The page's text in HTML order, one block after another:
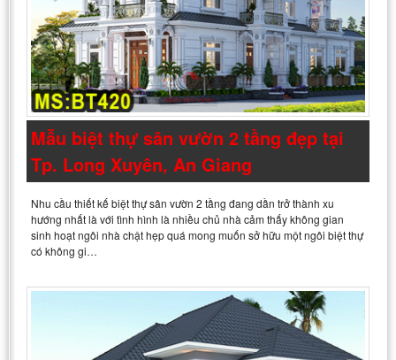
Mẫu biệt thự sân vườn 2 tầng đẹp tại
Tp. Long Xuyên, An Giang
Nhu cầu thiết kế biệt thự sân vườn 2 tầng đang dần trở thành xu
hướng nhất là với tình hình là nhiều chủ nhà cảm thấy không gian
sinh hoạt ngôi nhà chật hẹp quá mong muốn sở hữu một ngôi biệt thự
có không gi…